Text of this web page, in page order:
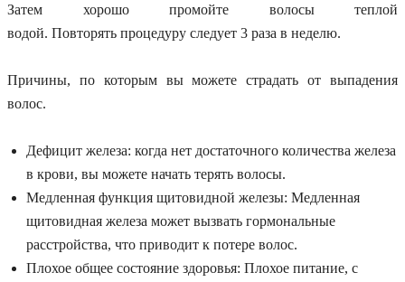
Затем хорошо промойте волосы теплой
водой. Повторять процедуру следует 3 раза в неделю.
Причины, по которым вы можете страдать от выпадения
волос.
Дефицит железа: когда нет достаточного количества железа
в крови, вы можете начать терять волосы.
Медленная функция щитовидной железы: Медленная
щитовидная железа может вызвать гормональные
расстройства, что приводит к потере волос.
Плохое общее состояние здоровья: Плохое питание, с